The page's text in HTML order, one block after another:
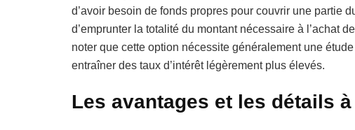
d’avoir besoin de fonds propres pour couvrir une partie
d’emprunter la totalité du montant nécessaire à l’achat
noter que cette option nécessite généralement une
entraîner des taux d’intérêt légèrement plus élevés.
Les avantages et les détails